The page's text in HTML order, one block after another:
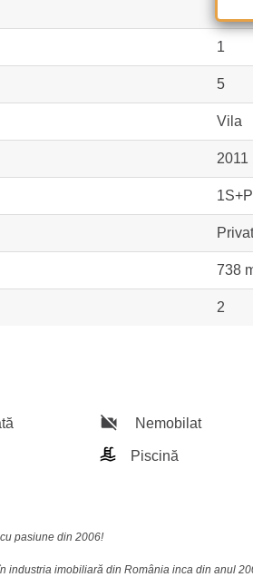
1
5
Vila
2011
738
2
Nemobilat
Piscină
pasiune din 2006!
industria imobiliară din România inca din anul